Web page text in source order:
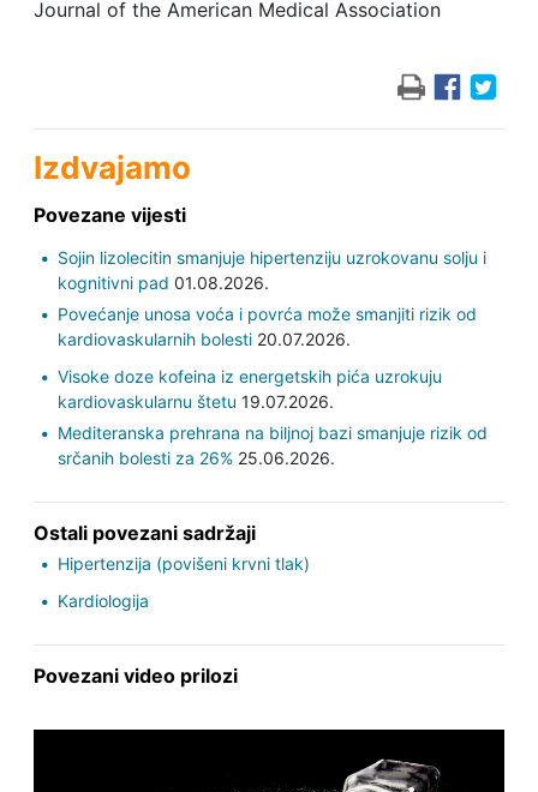
Journal of the American Medical Association
Izdvajamo
Povezane vijesti
Sojin lizolecitin smanjuje hipertenziju uzrokovanu solju i
kognitivni pad 01.08.2026.
Povećanje unosa voća i povrća može smanjiti rizik od
kardiovaskularnih bolesti20.07.2026.
Visoke doze kofeina iz energetskih pića uzrokuju
kardiovaskularnu štetu 19.07.2026.
Mediteranska prehrana na biljnoj bazi smanjuje rizik od
srčanih bolesti za 26%25.06.2026.
Ostali povezani sadržaji
Hipertenzija (povišeni krvni tlak)
Kardiologija
Povezani video prilozi